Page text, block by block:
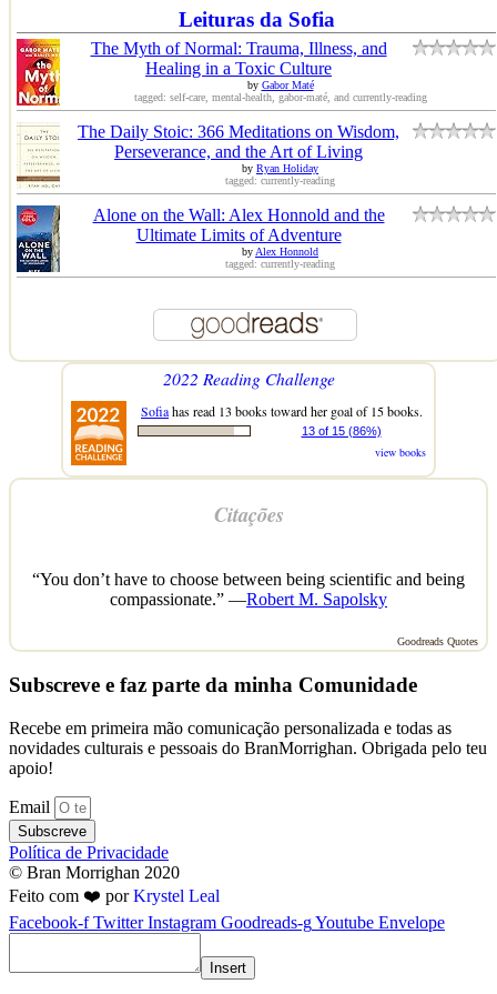
Leituras da Sofia
The Myth of Normal: Trauma, Illness, and
Healing in a Toxic Culture
by Gabor Maté
tagged: self-care, mental-health, gabor-maté, and currently-reading
The Daily Stoic: 366 Meditations on Wisdom,
Perseverance, and the Art of Living
by Ryan Holiday
tagged: currently-reading
Alone on the Wall: Alex Honnold and the
Ultimate Limits of Adventure
by Alex Honnold
tagged: currently-reading
2022 Reading Challenge
Sofiahas read 13 books toward her goal of 15 books.
13 of 15 (86%)
view books
Citações
“You don’t have to choose between being scientific and being
compassionate.” —Robert M. Sapolsky
Goodreads Quotes
Subscreve e faz parte da minha Comunidade
Recebe em primeira mão comunicação personalizada e todas as
novidades culturais e pessoais do BranMorrighan. Obrigada pelo teu
apoio!
Email
Subscreve
Política de Privacidade
© Bran Morrighan 2020
Feito com ❤️ porKrystel Leal
Facebook-f Twitter Instagram Goodreads-gYoutube Envelope
Insert